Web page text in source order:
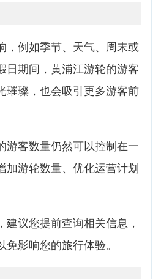
，例如季节、天气、周末或
日期间，黄浦江游轮的游客
璀璨，也会吸引更多游客前
游客数量仍然可以控制在一
加游轮数量、优化运营计划
议您提前查询相关信息，
影响您的旅行体验。